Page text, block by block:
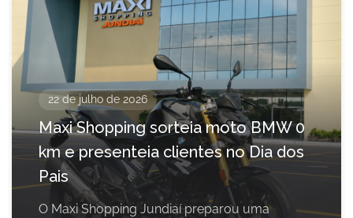
22 de julho de 2026
Maxi Shopping sorteia moto BMW 0
km e presenteia clientes no Dia dos
Pais
O Maxi Shopping Jundiaí preparou uma